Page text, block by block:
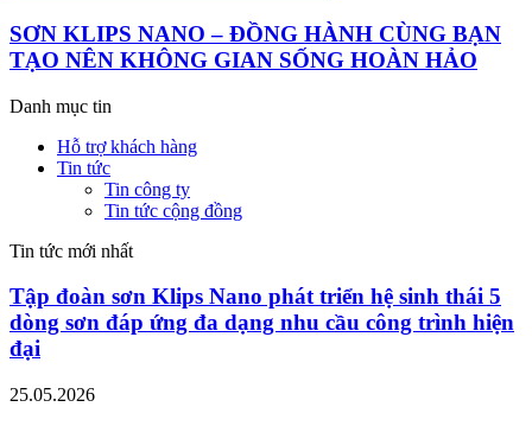
SƠN KLIPS NANO – ĐỒNG HÀNH CÙNG BẠN
TẠO NÊN KHÔNG GIAN SỐNG HOÀN HẢO
Danh mục tin
Hỗ trợ khách hàng
Tin tức
Tin công ty
Tin tức cộng đồng
Tin tức mới nhất
Tập đoàn sơn Klips Nano phát triển hệ sinh thái 5
dòng sơn đáp ứng đa dạng nhu cầu công trình hiện
đại
25.05.2026